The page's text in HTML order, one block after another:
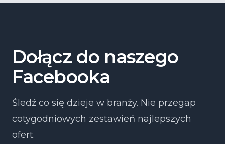
Dołącz do naszego
Facebooka
Śledź co się dzieje w branży. Nie przegap
cotygodniowych zestawień najlepszych
ofert.